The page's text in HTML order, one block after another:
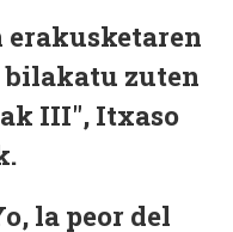
erakusketaren
zuten
III", Itxaso
la peor del